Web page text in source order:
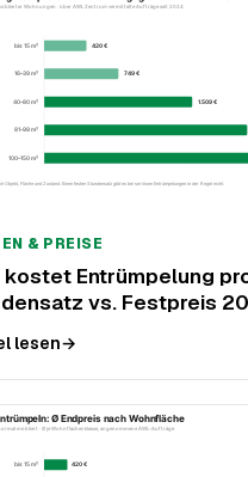
& PREISE
kostet Entrümpelung
vs. Festpreis
lesen→